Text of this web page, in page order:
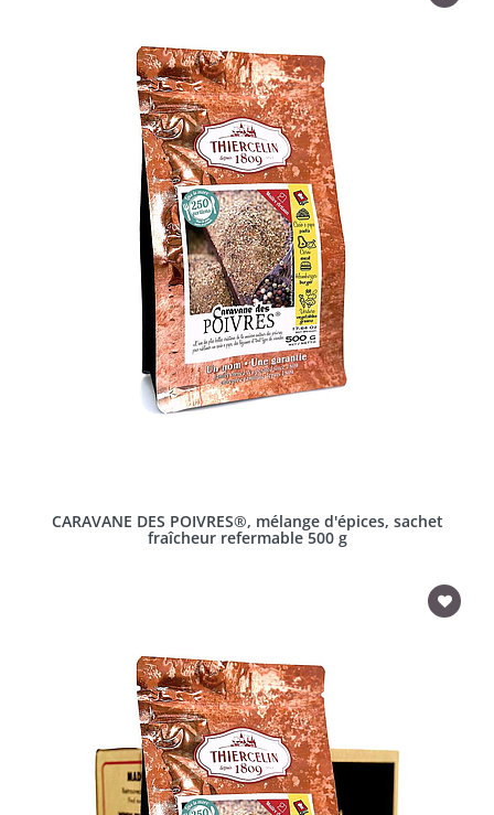
CARAVANE DES POIVRES®, mélange d'épices, sachet
fraîcheur refermable 500 g